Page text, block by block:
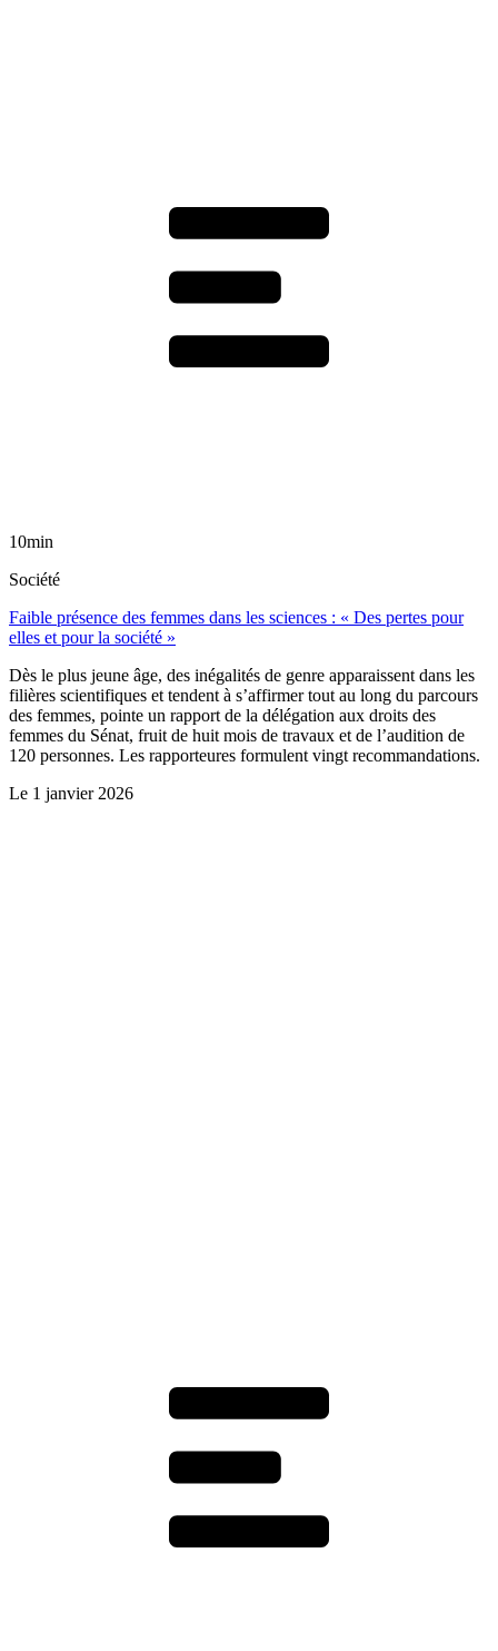
10min
Société
Faible présence des femmes dans les sciences : « Des pertes pour
elles et pour la société »
Dès le plus jeune âge, des inégalités de genre apparaissent dans les
filières scientifiques et tendent à s’affirmer tout au long du parcours
des femmes, pointe un rapport de la délégation aux droits des
femmes du Sénat, fruit de huit mois de travaux et de l’audition de
120 personnes. Les rapporteures formulent vingt recommandations.
Le 1 janvier 2026